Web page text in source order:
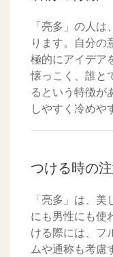
「亮多」の人
ります。自分の
極的にアイデア
懐っこく、誰と
るという特徴が
しやすく冷めや
つける時の
「亮多」は、
にも男性にも使
ける際には、フ
ムや通称も考慮